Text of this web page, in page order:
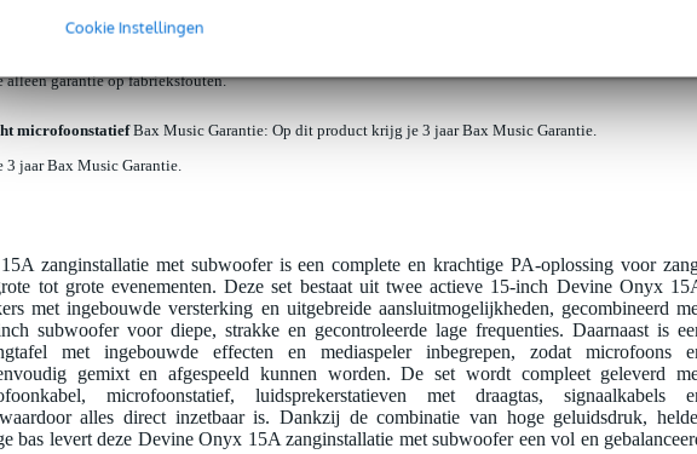
Cookie Instellingen
XLR microfoon- en signaalkabel 10 meter
garantie op fabrieksfouten.
microfoonstatiefBax Music Garantie: Op dit product krijg je 3 jaar Bax Music Garantie.
jaar Bax Music Garantie.
zanginstallatie met subwoofer is een complete en krachtige PA-oplossing voor
tot grote evenementen. Deze set bestaat uit twee actieve 15-inch Devine Onyx
met ingebouwde versterking en uitgebreide aansluitmogelijkheden, gecombineerd
subwoofer voor diepe, strakke en gecontroleerde lage frequenties. Daarnaast is
met ingebouwde effecten en mediaspeler inbegrepen, zodat microfoons
gemixt en afgespeeld kunnen worden. De set wordt compleet geleverd
microfoonstatief, luidsprekerstatieven met draagtas, signaalkabels
waardoor alles direct inzetbaar is. Dankzij de combinatie van hoge geluidsdruk,
bas levert deze Devine Onyx 15A zanginstallatie met subwoofer een vol en